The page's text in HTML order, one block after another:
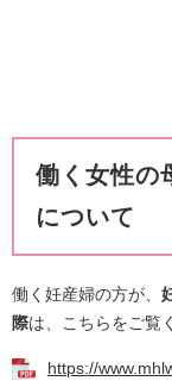
働く女性の
について
働く妊産婦の方が、
際は、こちらをご覧
https://